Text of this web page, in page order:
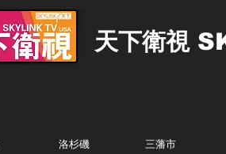
天下衛視
洛杉磯 三藩市